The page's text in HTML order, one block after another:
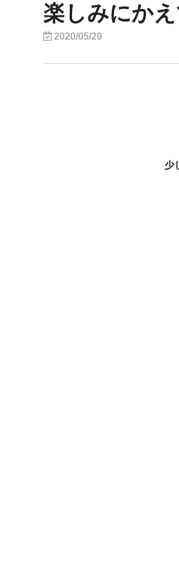
楽しみにか
2020/05/29
少